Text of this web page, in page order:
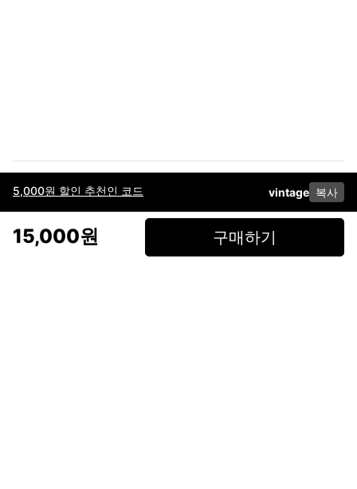
5,000원 할인 추천인 코드 vintage 복사
15,000원 구매하기
이용약관고객센터판매개인정보 처리방침사업자 정보다운로드
페이스북